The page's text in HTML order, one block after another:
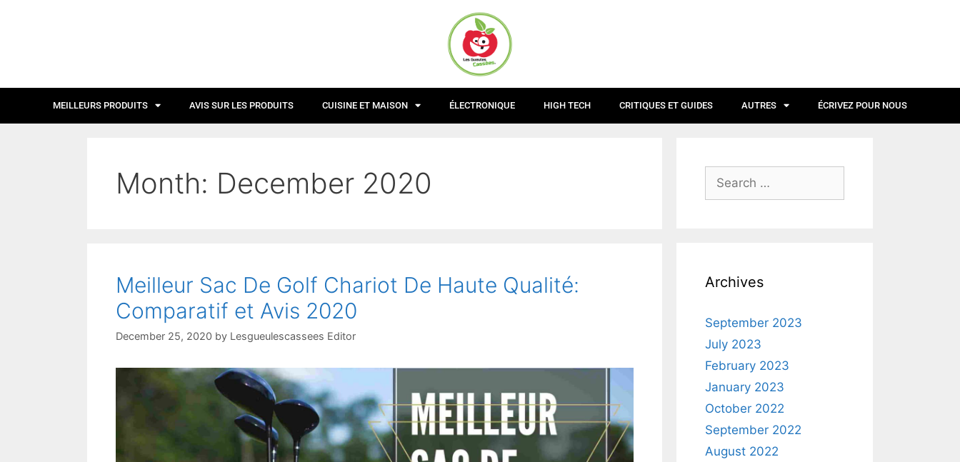
MEILLEURS PRODUITS AVIS SUR LES PRODUITS CUISINE ET MAISON ÉLECTRONIQUE HIGH TECH CRITIQUES ET GUIDES AUTRES ÉCRIVEZ POUR NOUS
Month: December 2020
Meilleur Sac De Golf Chariot De Haute Qualité:
Comparatif et Avis 2020
December 25, 2020 by Lesgueulescassees Editor
Archives
September 2023
July 2023
February 2023
January 2023
October 2022
September 2022
August 2022